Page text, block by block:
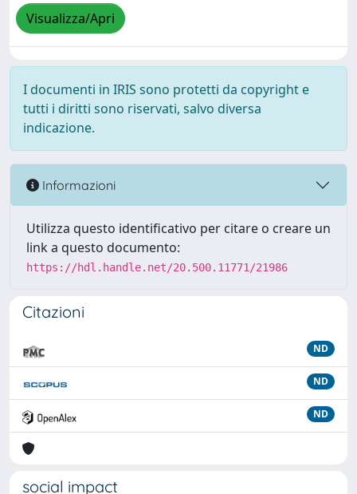
Visualizza/Apri
I documenti in IRIS sono protetti da copyright e
tutti i diritti sono riservati, salvo diversa
indicazione.
Informazioni
Utilizza questo identificativo per citare o creare un
link a questo documento:
https://hdl.handle.net/20.500.11771/21986
Citazioni
ND
ND
ND
social impact